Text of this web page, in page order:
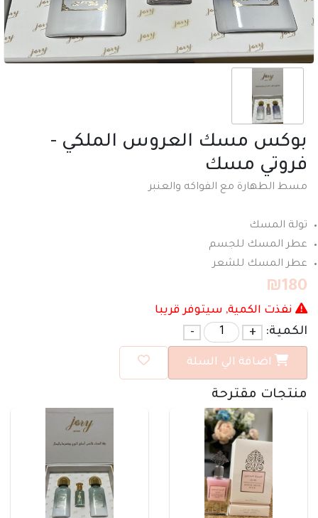
بوكس مسك العروس الملكي -
فروتي مسك
مسط الطهارة مع الفواكه والعنبر
تولة المسك
عطر المسك للجسم
عطر المسك للشعر
₪180
نفذت الكمية, سيتوفر قريبا
الكمية: +
-
اضافة الي السلة
منتجات مقترحة